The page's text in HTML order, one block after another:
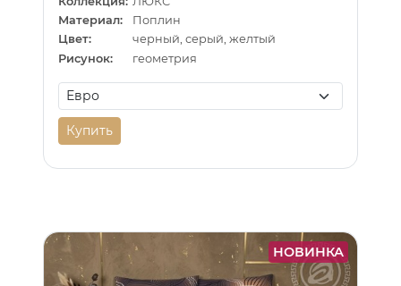
Материал:
Поплин
Цвет:
черный, серый, желтый
Рисунок:
геометрия
Купить
НОВИНКА